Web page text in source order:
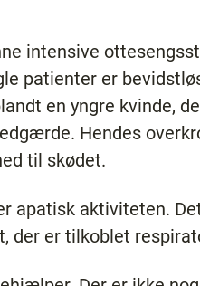
intensive
patienter er
en yngre kvinde,
Hendes
til skødet.
apatisk aktiviteten.
der er tilkoblet